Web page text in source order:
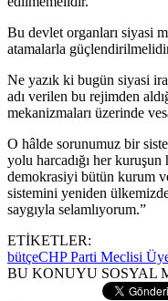
Bu devlet organları siyasi
atamalarla
Ne yazık ki bugün siyasi
adı verilen bu rejimden
mekanizmaları üzerinde
O hâlde sorunumuz bir
yolu harcadığı her kuruşun
demokrasiyi bütün kurum
sistemini yeniden
saygıyla selamlıyorum.”
ETİKETLER:
bütçeCHP Parti Meclisi
BU KONUYU SOSYAL